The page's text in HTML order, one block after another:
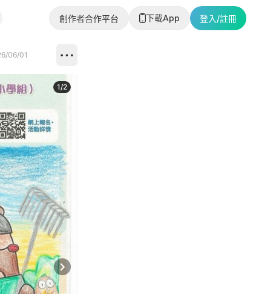
創作者合作平台 下載App 登入/註冊
06/01
Next slide
1/2